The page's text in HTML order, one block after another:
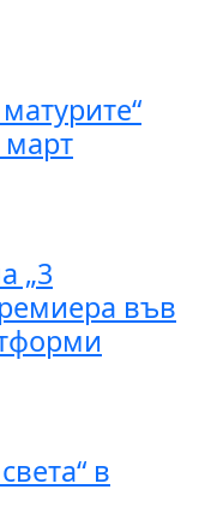
март
„3
във
в